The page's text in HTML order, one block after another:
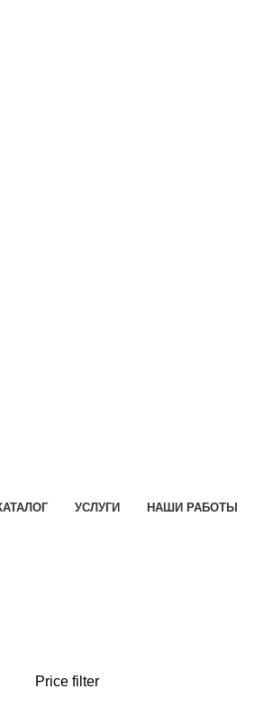
УСЛУГИ НАШИ РАБОТЫ
Price filter